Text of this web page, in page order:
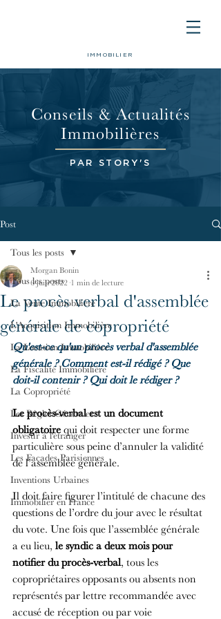
IMMOBILIER
Conseils & Actualités
Immobilières
PAR STORY'S
Post
Tous les posts
La Vente Immobilière
L'Acquisition Immobilière
La Location Immobilière
La Fiscalité Immobilière
La Copropriété
Les Règles Générales
Investir à l'étranger
Les Façades Parisiennes
Inventions Urbaines
Immobilier en France
Tous les posts
Le procès verbal d'assemblée
générale de copropriété
Morgan Bonin
6 juin 2022 1 min de lecture
Qu'est-ce qu'un procès verbal d'assemblée
générale ? Comment est-il rédigé ? Que
doit-il contenir ? Qui doit le rédiger ?
Le procès-verbal est un document
obligatoire qui doit respecter une forme
particulière sous peine d’annuler la validité
de l’assemblée générale.
Il doit faire figurer l’intitulé de chacune des
questions de l’ordre du jour avec le résultat
du vote. Une fois que l’assemblée générale
a eu lieu, le syndic a deux mois pour
notifier du procès-verbal, tous les
copropriétaires opposants ou absents non
représentés par lettre recommandée avec
accusé de réception ou par voie